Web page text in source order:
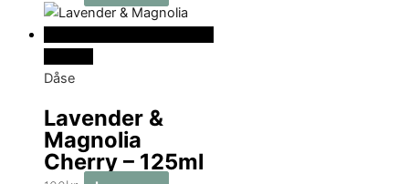
Dåse
Lavender &
Magnolia
Cherry – 125ml